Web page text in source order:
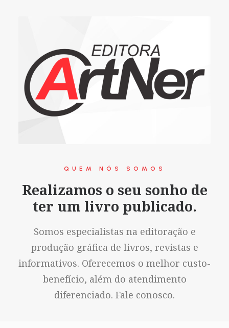
QUEM NÓS SOMOS
Realizamos o seu sonho de
ter um livro publicado.
Somos especialistas na editoração e
produção gráfica de livros, revistas e
informativos. Oferecemos o melhor custo-
benefício, além do atendimento
diferenciado. Fale conosco.